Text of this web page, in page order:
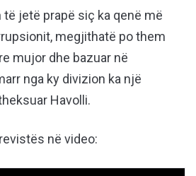
të jetë prapë siç ka qenë më
megjithatë po them
mujor dhe bazuar në
nga ky divizion ka një
Havolli.
në video: